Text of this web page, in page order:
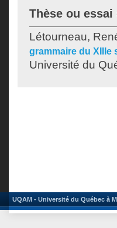
Thèse ou
Létourneau,
grammaire du XIIIe
Université du
UQAM - Université du Québec à